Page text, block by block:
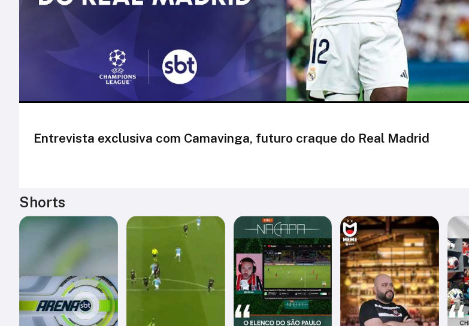
Entrevista exclusiva com Camavinga, futuro craque do Real Madrid
Shorts